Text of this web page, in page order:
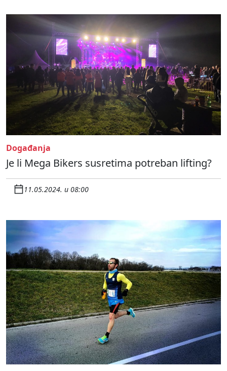
Događanja
Je li Mega Bikers susretima potreban lifting?
11.05.2024. u 08:00